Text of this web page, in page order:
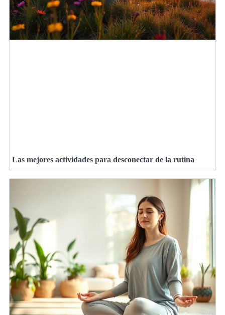
Las mejores actividades para desconectar de la rutina